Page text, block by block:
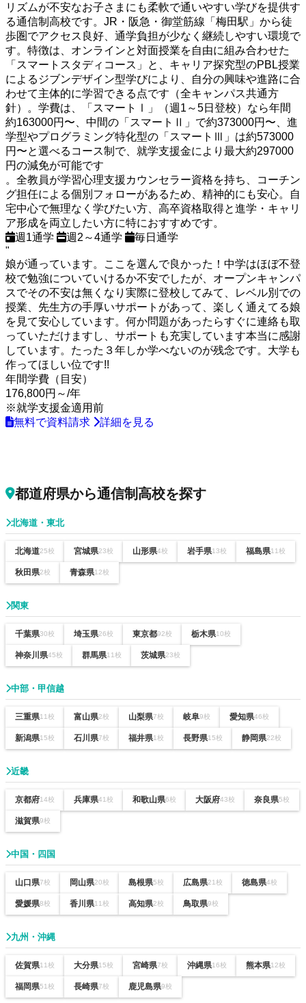
リズムが不安なお子さまにも柔軟で通いやすい学びを提供す
る通信制高校です。JR・阪急・御堂筋線「梅田駅」から徒
歩圏でアクセス良好、通学負担が少なく継続しやすい環境で
す。特徴は、オンラインと対面授業を自由に組み合わせた
「スマートスタディコース」と、キャリア探究型のPBL授業
によるジブンデザイン型学びにより、自分の興味や進路に合
わせて主体的に学習できる点です（全キャンパス共通方
針）。学費は、「スマートⅠ」（週1～5日登校）なら年間
約163000円〜、中間の「スマートⅡ」で約373000円〜、進
学型やプログラミング特化型の「スマートⅢ」は約573000
円〜と選べるコース制で、就学支援金により最大約297000
円の減免が可能です
。全教員が学習心理支援カウンセラー資格を持ち、コーチン
グ担任による個別フォローがあるため、精神的にも安心。自
宅中心で無理なく学びたい方、高卒資格取得と進学・キャリ
ア形成を両立したい方に特におすすめです。
週1通学
週2～4通学
毎日通学
"
娘が通っています。ここを選んで良かった！中学はほぼ不登
校で勉強についていけるか不安でしたが、オープンキャンパ
スでその不安は無くなり実際に登校してみて、レベル別での
授業、先生方の手厚いサポートがあって、楽しく通えてる娘
を見て安心しています。何か問題があったらすぐに連絡も取
っていただけますし、サポートも充実しています本当に感謝
しています。たった３年しか学べないのが残念です。大学も
作ってほしい位です!!
年間学費（目安）
176,800円～/年
※就学支援金適用前
無料で資料請求
詳細を見る
都道府県から通信制高校を探す
北海道・東北
北海道25校 宮城県23校 山形県4校 岩手県13校 福島県11校
秋田県2校 青森県12校
関東
千葉県30校 埼玉県26校 東京都92校 栃木県10校
神奈川県45校 群馬県11校 茨城県23校
中部・甲信越
三重県11校 富山県2校 山梨県7校 岐阜9校 愛知県46校
新潟県15校 石川県7校 福井県1校 長野県15校 静岡県22校
近畿
京都府14校 兵庫県41校 和歌山県6校 大阪府43校 奈良県5校
滋賀県9校
中国・四国
山口県7校 岡山県20校 島根県5校 広島県21校 徳島県4校
愛媛県8校 香川県11校 高知県2校 鳥取県9校
九州・沖縄
佐賀県11校 大分県15校 宮崎県7校 沖縄県16校 熊本県12校
福岡県51校 長崎県7校 鹿児島県9校